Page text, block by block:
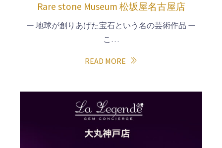
Rare stone Museum 松坂屋名古屋店
ー 地球が創りあげた宝石という名の芸術作品 ー
こ…
READ MORE